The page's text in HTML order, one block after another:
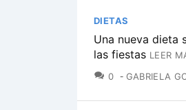
DIETAS
Una nueva dieta
las fiestas LEER
0 COMENTARIOS
GABRIELA